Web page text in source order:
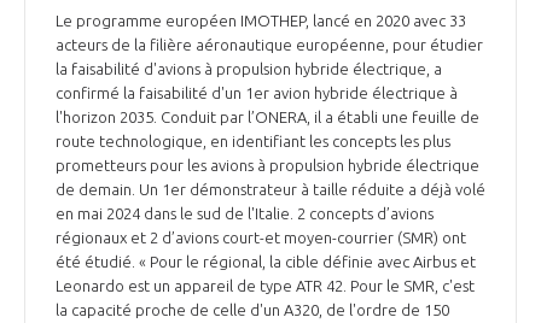
NOS MISSIONS
NOTRE HISTOIRE
LE CONSEIL DU GIFAS
L’ÉQUIPE DU GIFAS
NOS RÉSEAUX À L'INTERNATIONAL
FONCTIONNEMENT
GEADS
COMITÉ AERO PME
STARTAIR
ACCOMPAGNEMENT DE NOS ADHÉRENTS
LES PROGRAMMES DU GIFAS
UN ÉCOSYSTÈME INTÉGRÉ ET COHÉRENT
LA MÉDIATION
LA MÉDIATION DANS LA FILIÈRE AÉRONAUTIQUE ET SPATIALE
LE SALON DU BOURGET
Le programme européen IMOTHEP, lancé en 2020 avec 33
acteurs de la filière aéronautique européenne, pour étudier
la faisabilité d'avions à propulsion hybride électrique, a
confirmé la faisabilité d'un 1er avion hybride électrique à
l'horizon 2035. Conduit par l’ONERA, il a établi une feuille de
route technologique, en identifiant les concepts les plus
prometteurs pour les avions à propulsion hybride électrique
de demain. Un 1er démonstrateur à taille réduite a déjà volé
en mai 2024 dans le sud de l'Italie. 2 concepts d’avions
régionaux et 2 d’avions court-et moyen-courrier (SMR) ont
été étudié. « Pour le régional, la cible définie avec Airbus et
Leonardo est un appareil de type ATR 42. Pour le SMR, c'est
la capacité proche de celle d'un A320, de l'ordre de 150
Découvrez les avantages d'adhérer au GIFAS.
Rencontres, salons, données sectorielles,
programmes ...